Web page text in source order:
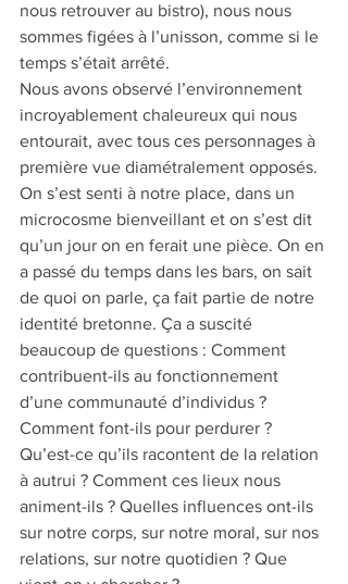
nous retrouver au bistro), nous nous
sommes figées à l’unisson, comme si le
temps s’était arrêté.
Nous avons observé l’environnement
incroyablement chaleureux qui nous
entourait, avec tous ces personnages à
première vue diamétralement opposés.
On s’est senti à notre place, dans un
microcosme bienveillant et on s’est dit
qu’un jour on en ferait une pièce. On en
a passé du temps dans les bars, on sait
de quoi on parle, ça fait partie de notre
identité bretonne. Ça a suscité
beaucoup de questions : Comment
contribuent-ils au fonctionnement
d’une communauté d’individus ?
Comment font-ils pour perdurer ?
Qu’est-ce qu’ils racontent de la relation
à autrui ? Comment ces lieux nous
animent-ils ? Quelles influences ont-ils
sur notre corps, sur notre moral, sur nos
relations, sur notre quotidien ? Que